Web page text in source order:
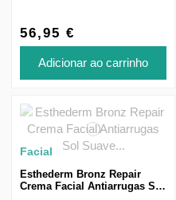
56,95 €
Adicionar ao carrinho
Facial
Esthederm Bronz Repair
Crema Facial Antiarrugas Sol